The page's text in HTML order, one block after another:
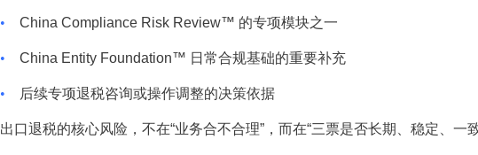
• China Compliance Risk Review™ 的专项模块之一
• China Entity Foundation™ 日常合规基础的重要补充
• 后续专项退税咨询或操作调整的决策依据
出口退税的核心风险，不在“业务合不合理” ，而在“三票是否长期、稳定、一